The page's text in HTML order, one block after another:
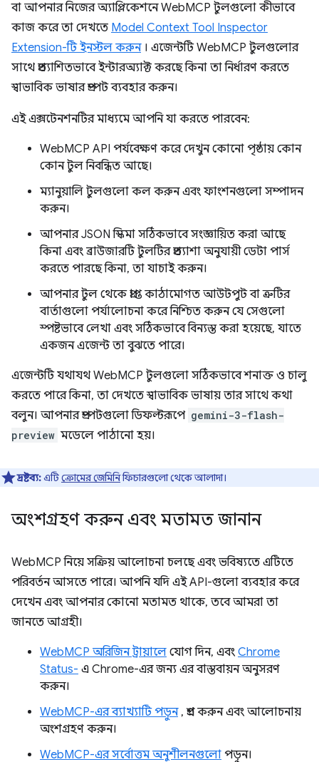
বা আপনার নিজের অ্যাপ্লিকেশনে WebMCP টুলগুলো কীভাবে
কাজ করে তা দেখতে Model Context Tool Inspector
Extension-টি ইনস্টল করুন। এজেন্টটি WebMCP টুলগুলোর
সাথে প্রত্যাশিতভাবে ইন্টারঅ্যাক্ট করছে কিনা তা নির্ধারণ করতে
স্বাভাবিক ভাষার প্রম্পট ব্যবহার করুন।
এই এক্সটেনশনটির মাধ্যমে আপনি যা করতে পারবেন:
WebMCP API পর্যবেক্ষণ করে দেখুন কোনো পৃষ্ঠায় কোন
কোন টুল নিবন্ধিত আছে।
ম্যানুয়ালি টুলগুলো কল করুন এবং ফাংশনগুলো সম্পাদন
করুন।
আপনার JSON স্কিমা সঠিকভাবে সংজ্ঞায়িত করা আছে
কিনা এবং ব্রাউজারটি টুলটির প্রত্যাশা অনুযায়ী ডেটা পার্স
করতে পারছে কিনা, তা যাচাই করুন।
আপনার টুল থেকে প্রাপ্ত কাঠামোগত আউটপুট বা ত্রুটির
বার্তাগুলো পর্যালোচনা করে নিশ্চিত করুন যে সেগুলো
স্পষ্টভাবে লেখা এবং সঠিকভাবে বিন্যস্ত করা হয়েছে, যাতে
একজন এজেন্ট তা বুঝতে পারে।
এজেন্টটি যথাযথ WebMCP টুলগুলো সঠিকভাবে শনাক্ত ও চালু
করতে পারে কিনা, তা দেখতে স্বাভাবিক ভাষায় তার সাথে কথা
বলুন। আপনার প্রম্পটগুলো ডিফল্টরূপে gemini-3-flash-
preview মডেলে পাঠানো হয়।
দ্রষ্টব্য:এটিক্রোমের জেমিনিফিচারগুলো থেকে আলাদা।
অংশগ্রহণ করুন এবং মতামত জানান
WebMCP নিয়ে সক্রিয় আলোচনা চলছে এবং ভবিষ্যতে এটিতে
পরিবর্তন আসতে পারে। আপনি যদি এই API-গুলো ব্যবহার করে
দেখেন এবং আপনার কোনো মতামত থাকে, তবে আমরা তা
জানতে আগ্রহী।
WebMCP অরিজিন ট্রায়ালে যোগ দিন, এবং Chrome
Status- এ Chrome-এর জন্য এর বাস্তবায়ন অনুসরণ
করুন।
WebMCP-এর ব্যাখ্যাটি পড়ুন, প্রশ্ন করুন এবং আলোচনায়
অংশগ্রহণ করুন।
WebMCP-এর সর্বোত্তম অনুশীলনগুলো পড়ুন।